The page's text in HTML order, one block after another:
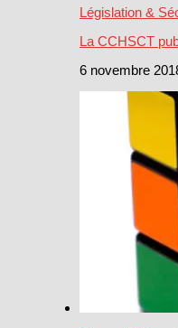
Législation &
La CCHSCT
6 novembre